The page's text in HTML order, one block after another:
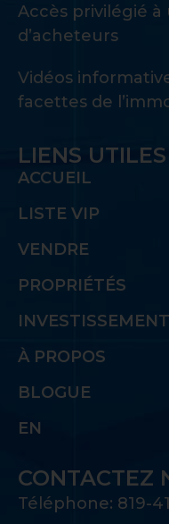
Accès privilégié
d’acheteurs
Vidéos
facettes de
LIENS UTILES
ACCUEIL
LISTE VIP
VENDRE
PROPRIÉTÉS
INVESTISSEMENT
À PROPOS
BLOGUE
EN
CONTACTEZ
Téléphone: 819-